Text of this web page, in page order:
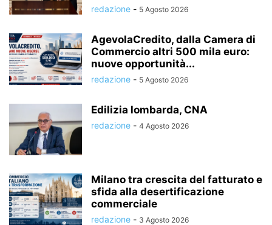
redazione - 5 Agosto 2026
AgevolaCredito, dalla Camera di
Commercio altri 500 mila euro:
nuove opportunità...
redazione - 5 Agosto 2026
Edilizia lombarda, CNA
redazione - 4 Agosto 2026
Milano tra crescita del fatturato e
sfida alla desertificazione
commerciale
redazione - 3 Agosto 2026